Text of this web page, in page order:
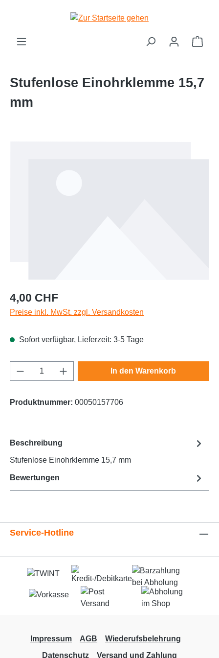
Zum Hauptinhalt springen
Stufenlose Einohrklemme 15,7
mm
Regulärer Preis:
4,00 CHF
Preise inkl. MwSt. zzgl. Versandkosten
Sofort verfügbar, Lieferzeit: 3-5 Tage
Produkt Anzahl: Gib den gewünschten
In den Warenkorb
Produktnummer: 00050157706
Beschreibung
Stufenlose Einohrklemme 15,7 mm
Bewertungen
Service-Hotline
Impressum AGB
Wiederufsbelehrung
Datenschutz
Versand und Zahlung